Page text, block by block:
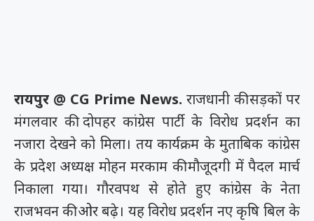
रायपुर @ CG Prime News. राजधानी की सड़कों पर
मंगलवार की दोपहर कांग्रेस पार्टी के विरोध प्रदर्शन का
नजारा देखने को मिला। तय कार्यक्रम के मुताबिक कांग्रेस
के प्रदेश अध्यक्ष मोहन मरकाम की मौजूदगी में पैदल मार्च
निकाला गया। गौरवपथ से होते हुए कांग्रेस के नेता
राजभवन की ओर बढ़े। यह विरोध प्रदर्शन नए कृषि बिल के